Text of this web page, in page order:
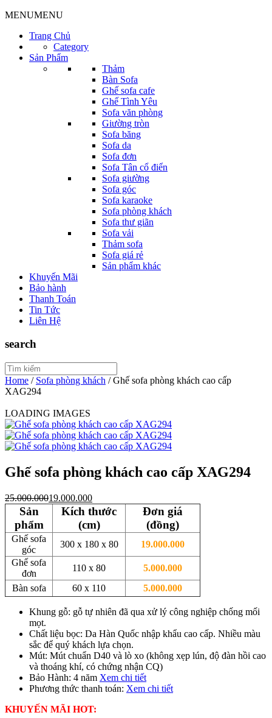
MENUMENU
Trang Chủ
Category
Sản Phẩm
Thảm
Bàn Sofa
Ghế sofa cafe
Ghế Tình Yêu
Sofa văn phòng
Giường tròn
Sofa băng
Sofa da
Sofa đơn
Sofa Tân cổ điển
Sofa giường
Sofa góc
Sofa karaoke
Sofa phòng khách
Sofa thư giãn
Sofa vải
Thảm sofa
Sofa giá rẻ
Sản phẩm khác
Khuyến Mãi
Bảo hành
Thanh Toán
Tin Tức
Liên Hệ
search
Home / Sofa phòng khách /Ghế sofa phòng khách cao cấp
XAG294
LOADING IMAGES
Ghế sofa phòng khách cao cấp XAG294
25.000.00019.000.000
Sản
phẩm
Kích thước
(cm)
Đơn giá
(đồng)
Ghế sofa
góc
300 x 180 x 80
19.000.000
Ghế sofa
đơn
110 x 80
5.000.000
Bàn sofa
60 x 110 5.000.000
Khung gỗ: gỗ tự nhiên đã qua xử lý công nghiệp chống mối
mọt.
Chất liệu bọc: Da Hàn Quốc nhập khẩu cao cấp. Nhiều màu
sắc để quý khách lựa chọn.
Mút: Mút chuẩn D40 và lò xo (không xẹp lún, độ đàn hồi cao
và thoáng khí, có chứng nhận CQ)
Bảo Hành: 4 năm Xem chi tiết
Phương thức thanh toán: Xem chi tiết
KHUYẾN MÃI HOT: